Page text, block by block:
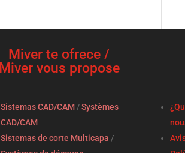
Miver te ofrece /
Miver vous propose
Sistemas CAD/CAM/Systèmes
CAD/CAM
Sistemas de corte Multicapa /